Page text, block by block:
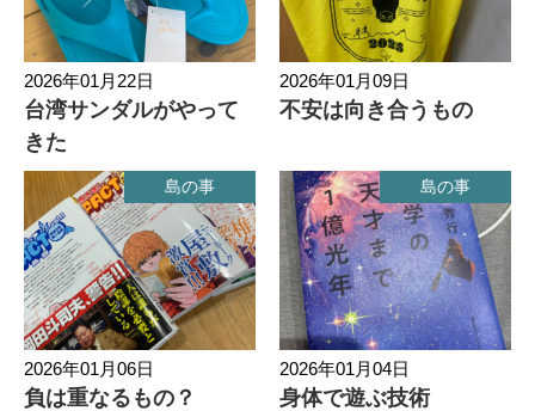
2026年01月22日
台湾サンダルがやって
きた
2026年01月09日
不安は向き合うもの
島の事
2026年01月06日
負は重なるもの？
島の事
2026年01月04日
身体で遊ぶ技術